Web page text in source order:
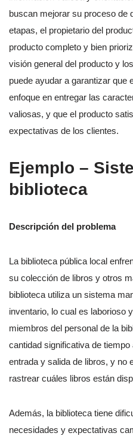
buscan mejorar su proceso de
etapas, el propietario del
producto completo y bien
visión general del producto y
puede ayudar a garantizar que
enfoque en entregar las
valiosas, y que el producto
expectativas de los clientes.
Ejemplo –
biblioteca
Descripción del problema
La biblioteca pública local
su colección de libros y otros
biblioteca utiliza un sistema
inventario, lo cual es laborioso
miembros del personal de la
cantidad significativa de
entrada y salida de libros, y no
rastrear cuáles libros están
Además, la biblioteca tiene
necesidades y expectativas